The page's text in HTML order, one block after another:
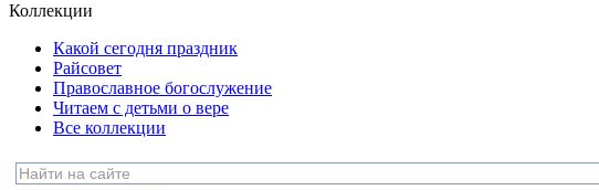
Коллекции
Какой сегодня праздник
Райсовет
Православное богослужение
Читаем с детьми о вере
Все коллекции